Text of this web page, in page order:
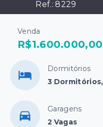
Ref.:8229
Venda
R$1.600.000,00
Dormitórios
3
Garagens
2 Vagas